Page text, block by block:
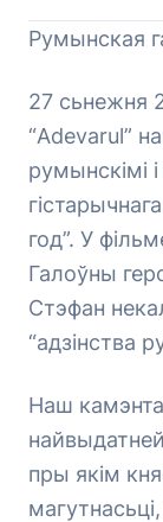
Румынская
27 сьнежня
“Adevarul”
румынскімі
год”. У
Галоўны
Стэфан
“адзінства
Наш
пры якім